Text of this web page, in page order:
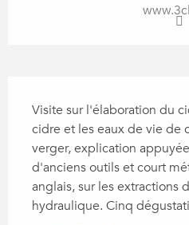
Visite sur l'élaboration du
cidre et les eaux de vie de
verger, explication
d'anciens outils et court
anglais, sur les extractions
hydraulique. Cinq